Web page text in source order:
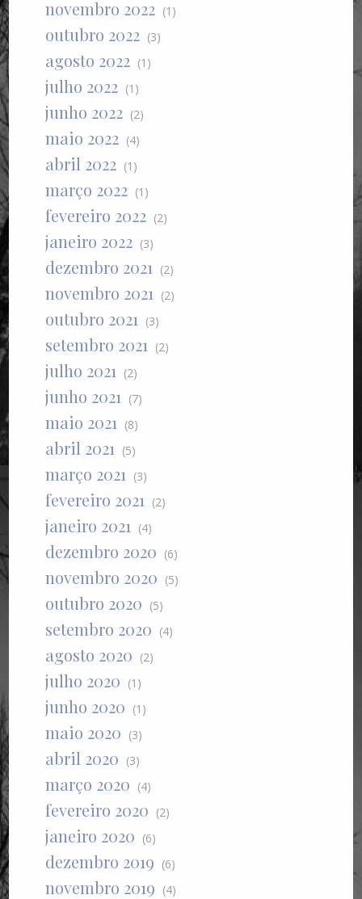
novembro 2022 (1)
outubro 2022 (3)
agosto 2022 (1)
julho 2022 (1)
junho 2022 (2)
maio 2022 (4)
abril 2022 (1)
março 2022 (1)
fevereiro 2022 (2)
janeiro 2022 (3)
dezembro 2021 (2)
novembro 2021 (2)
outubro 2021 (3)
setembro 2021 (2)
julho 2021 (2)
junho 2021 (7)
maio 2021 (8)
abril 2021 (5)
março 2021 (3)
fevereiro 2021 (2)
janeiro 2021 (4)
dezembro 2020 (6)
novembro 2020 (5)
outubro 2020 (5)
setembro 2020 (4)
agosto 2020 (2)
julho 2020 (1)
junho 2020 (1)
maio 2020 (3)
abril 2020 (3)
março 2020 (4)
fevereiro 2020 (2)
janeiro 2020 (6)
dezembro 2019 (6)
novembro 2019 (4)